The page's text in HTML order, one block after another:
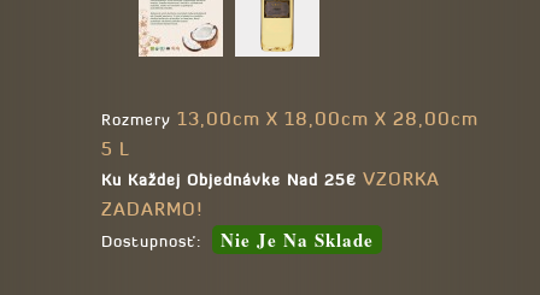
Rozmery 13,00cm X 18,00cm X 28,00cm
5 L
Ku Každej Objednávke Nad 25€ VZORKA
ZADARMO!
Dostupnosť: Nie Je Na Sklade